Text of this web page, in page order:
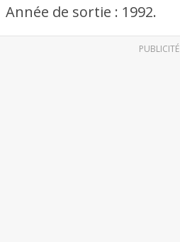
Année de sortie : 1992.
PUBLICITÉ